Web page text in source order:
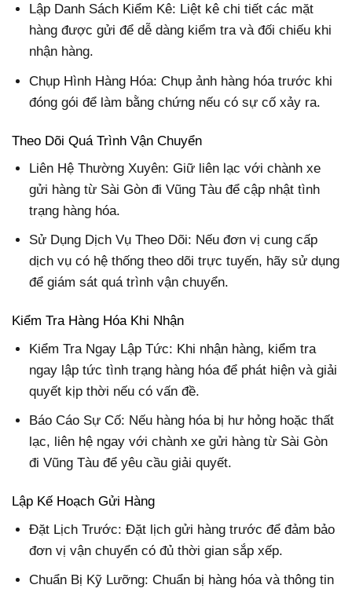
Lập Danh Sách Kiểm Kê: Liệt kê chi tiết các mặt
hàng được gửi để dễ dàng kiểm tra và đối chiếu khi
nhận hàng.
Chụp Hình Hàng Hóa: Chụp ảnh hàng hóa trước khi
đóng gói để làm bằng chứng nếu có sự cố xảy ra.
Theo Dõi Quá Trình Vận Chuyển
Liên Hệ Thường Xuyên: Giữ liên lạc với chành xe
gửi hàng từ Sài Gòn đi Vũng Tàu để cập nhật tình
trạng hàng hóa.
Sử Dụng Dịch Vụ Theo Dõi: Nếu đơn vị cung cấp
dịch vụ có hệ thống theo dõi trực tuyến, hãy sử dụng
để giám sát quá trình vận chuyển.
Kiểm Tra Hàng Hóa Khi Nhận
Kiểm Tra Ngay Lập Tức: Khi nhận hàng, kiểm tra
ngay lập tức tình trạng hàng hóa để phát hiện và giải
quyết kịp thời nếu có vấn đề.
Báo Cáo Sự Cố: Nếu hàng hóa bị hư hỏng hoặc thất
lạc, liên hệ ngay với chành xe gửi hàng từ Sài Gòn
đi Vũng Tàu để yêu cầu giải quyết.
Lập Kế Hoạch Gửi Hàng
Đặt Lịch Trước: Đặt lịch gửi hàng trước để đảm bảo
đơn vị vận chuyển có đủ thời gian sắp xếp.
Chuẩn Bị Kỹ Lưỡng: Chuẩn bị hàng hóa và thông tin